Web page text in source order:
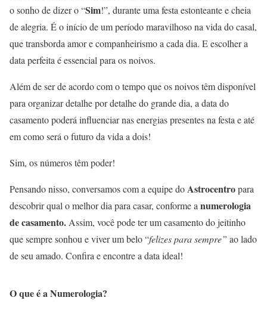
o sonho de dizer o “Sim!”, durante uma festa estonteante e cheia
de alegria. É o início de um período maravilhoso na vida do casal,
que transborda amor e companheirismo a cada dia. E escolher a
data perfeita é essencial para os noivos.
Além de ser de acordo com o tempo que os noivos têm disponível
para organizar detalhe por detalhe do grande dia, a data do
casamento poderá influenciar nas energias presentes na festa e até
em como será o futuro da vida a dois!
Sim, os números têm poder!
Pensando nisso, conversamos com a equipe doAstrocentropara
descobrir qual o melhor dia para casar, conforme a numerologia
de casamento. Assim, você pode ter um casamento do jeitinho
que sempre sonhou e viver um belo “felizes para sempre” ao lado
de seu amado. Confira e encontre a data ideal!
O que é a Numerologia?